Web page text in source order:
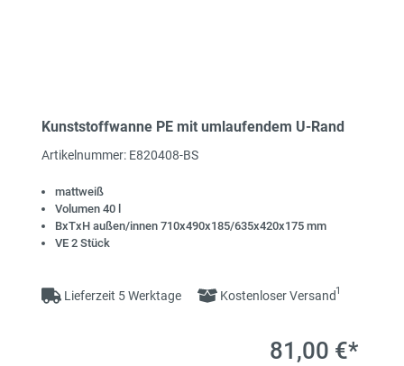
Kleinteilemagazine
Transportbox -
Kunststoffwanne PE mit umlaufendem U-Rand
Artikelnummer: E820408-BS
mattweiß
Volumen 40 l
BxTxH außen/innen 710x490x185/635x420x175 mm
VE 2 Stück
Lieferzeit 5 Werktage Kostenloser Versand1
81,00 €*